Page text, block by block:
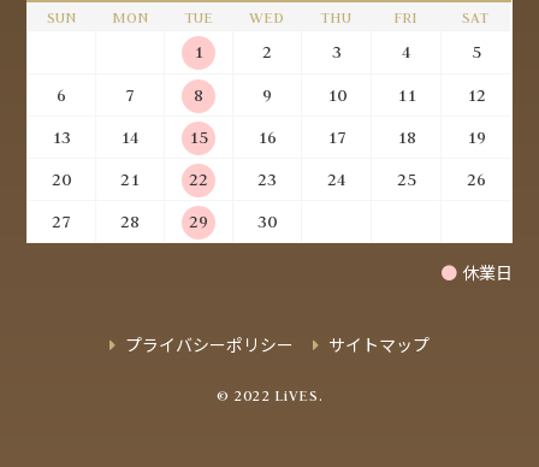
SUN MON TUE WED THU FRI SAT
1 2 3 4
5
6
7 8 9 10 11
12
13
14 15 16 17 18
19
20
21 22 23 24 25
26
27
28 29 30
● 休業日
プライバシーポリシー サイトマップ
© 2022 LiVES.